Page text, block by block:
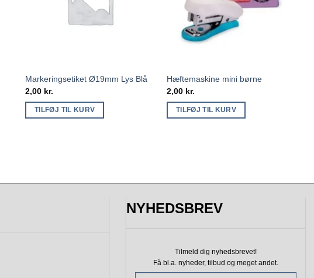
Markeringsetiket Ø19mm Lys Blå
2,00 kr.
TILFØJ TIL KURV
Hæftemaskine mini børne
2,00 kr.
TILFØJ TIL KURV
NYHEDSBREV
Tilmeld dig nyhedsbrevet!
Få bl.a. nyheder, tilbud og meget andet.